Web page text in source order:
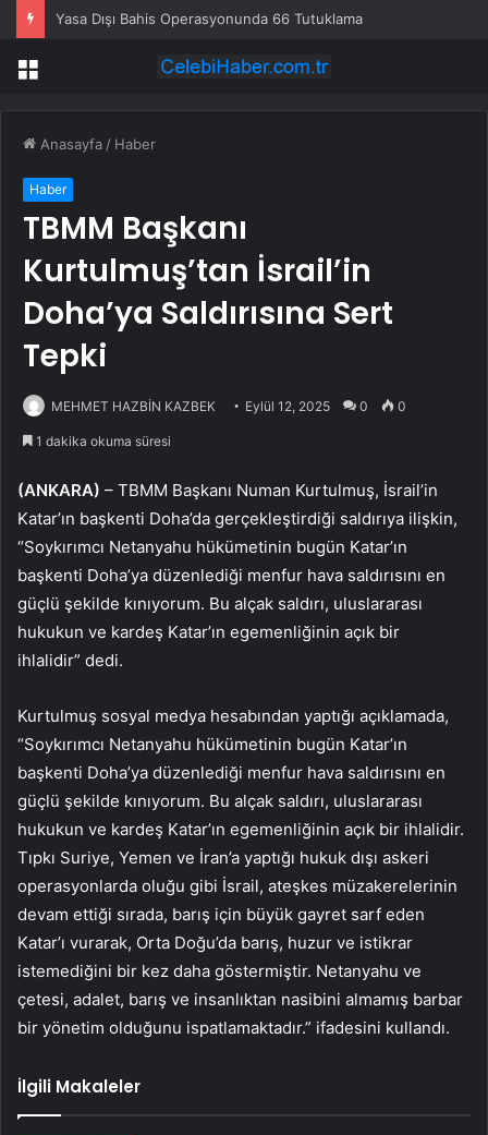
Yasa Dışı Bahis Operasyonunda 66 Tutuklama
Menü
Anasayfa / Haber
Haber
TBMM Başkanı
Kurtulmuş’tan İsrail’in
Doha’ya Saldırısına Sert
Tepki
MEHMET HAZBİN KAZBEK Eylül 12, 2025 0 0
1 dakika okuma süresi
(ANKARA) – TBMM Başkanı Numan Kurtulmuş, İsrail’in
Katar’ın başkenti Doha’da gerçekleştirdiği saldırıya ilişkin,
“Soykırımcı Netanyahu hükümetinin bugün Katar’ın
başkenti Doha’ya düzenlediği menfur hava saldırısını en
güçlü şekilde kınıyorum. Bu alçak saldırı, uluslararası
hukukun ve kardeş Katar’ın egemenliğinin açık bir
ihlalidir” dedi.
Kurtulmuş sosyal medya hesabından yaptığı açıklamada,
“Soykırımcı Netanyahu hükümetinin bugün Katar’ın
başkenti Doha’ya düzenlediği menfur hava saldırısını en
güçlü şekilde kınıyorum. Bu alçak saldırı, uluslararası
hukukun ve kardeş Katar’ın egemenliğinin açık bir ihlalidir.
Tıpkı Suriye, Yemen ve İran’a yaptığı hukuk dışı askeri
operasyonlarda oluğu gibi İsrail, ateşkes müzakerelerinin
devam ettiği sırada, barış için büyük gayret sarf eden
Katar’ı vurarak, Orta Doğu’da barış, huzur ve istikrar
istemediğini bir kez daha göstermiştir. Netanyahu ve
çetesi, adalet, barış ve insanlıktan nasibini almamış barbar
bir yönetim olduğunu ispatlamaktadır.” ifadesini kullandı.
İlgili Makaleler